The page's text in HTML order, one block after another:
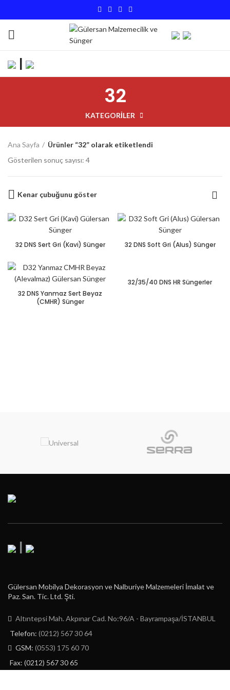
|
32
KATEGORILER
Ana Sayfa
Ürünler “32” olarak etiketlendi
Gösterilen sonuç sayısı: 4
Kenar çubuğunu göster
32 DNS Sert Gri (Kavi) Sünger 32 DNS Soft Gri (Alus) Sünger
32 DNS Yanmaz Sert Beyaz
(CMHR) Sünger
32/35/40 DNS HR Süngerler
Gülersan Mobilya Dekorasyon ve Nalburiye Malzemeleri İmalat ve
Paz. San. Tic. Ltd. Şti.
Altıntepsi Mah. Akpınar Cad. No:96/A - Bayrampaşa/İSTANBUL
Telefon: (0212) 567 30 64
GSM: (0553) 175 60 70
Fax: (0212) 567 30 65